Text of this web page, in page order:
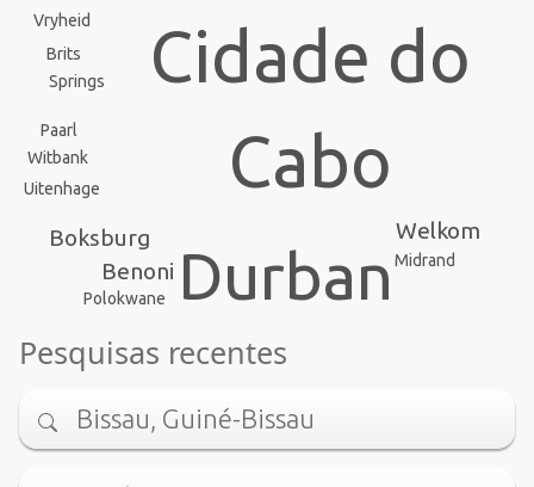
Cidade do
Cabo
Durban
Benoni
Boksburg Welkom
Witbank
Uitenhage
Paarl
Springs
Midrand
Vryheid
Polokwane
Brits
Pesquisas recentes
Bissau, Guiné-Bissau